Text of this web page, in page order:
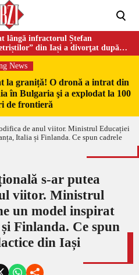
lângă infractorul Ștefan
din Iași a divorţat după
News
la graniță! O dronă a intrat din
în Bulgaria şi a explodat la 100
de frontieră
s-ar putea
viitor. Ministrul
un model inspirat
Finlanda. Ce spun
din Iași